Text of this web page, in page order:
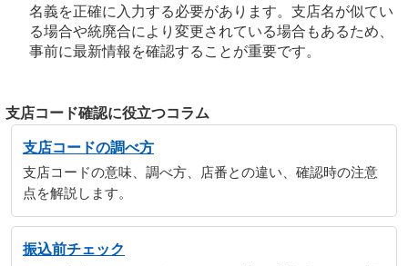
名義を正確に入力する必要があります。支店名が似てい
る場合や統廃合により変更されている場合もあるため、
事前に最新情報を確認することが重要です。
支店コード確認に役立つコラム
支店コードの調べ方
支店コードの意味、調べ方、店番との違い、確認時の注意
点を解説します。
振込前チェック